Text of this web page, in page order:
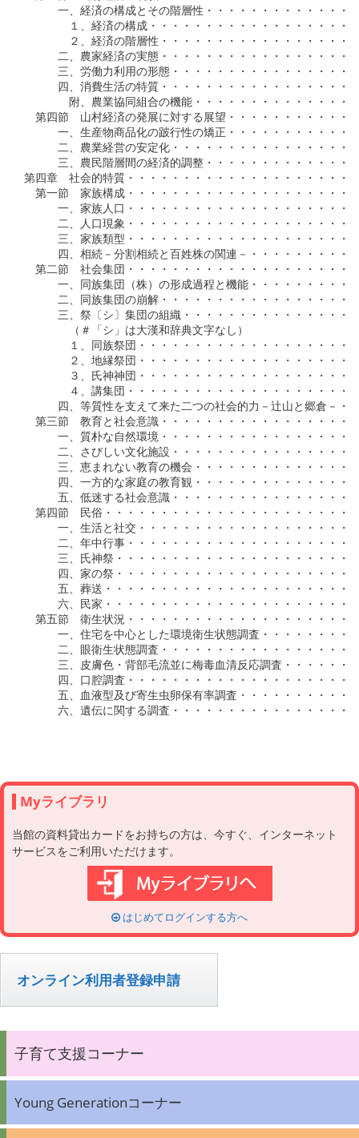
一、経済の構成とその階層性・・・・・・・・・・・・・
１、経済の構成・・・・・・・・・・・・・・・・・・・
２、経済の階層性・・・・・・・・・・・・・・・・・・
二、農家経済の実態・・・・・・・・・・・・・・・・・
三、労働力利用の形態・・・・・・・・・・・・・・・・
四、消費生活の特質・・・・・・・・・・・・・・・・・
附、農業協同組合の機能・・・・・・・・・・・・・・・
第四節　山村経済の発展に対する展望・・・・・・・・・・・
一、生産物商品化の跛行性の矯正・・・・・・・・・・・
二、農業経営の安定化・・・・・・・・・・・・・・・・
三、農民階層間の経済的調整・・・・・・・・・・・・・
第四章　社会的特質・・・・・・・・・・・・・・・・・・・・
第一節　家族構成・・・・・・・・・・・・・・・・・・・・
一、家族人口・・・・・・・・・・・・・・・・・・・・
二、人口現象・・・・・・・・・・・・・・・・・・・・
三、家族類型・・・・・・・・・・・・・・・・・・・・
四、相続－分割相続と百姓株の関連－・・・・・・・・・
第二節　社会集団・・・・・・・・・・・・・・・・・・・・
一、同族集団（株）の形成過程と機能・・・・・・・・・
二、同族集団の崩解・・・・・・・・・・・・・・・・・
三、祭〔シ〕集団の組織・・・・・・・・・・・・・・・
（＃「シ」は大漢和辞典文字なし）
１、同族祭団・・・・・・・・・・・・・・・・・・・・
２、地縁祭団・・・・・・・・・・・・・・・・・・・・
３、氏神神団・・・・・・・・・・・・・・・・・・・・
４、講集団・・・・・・・・・・・・・・・・・・・・・
四、等質性を支えて来た二つの社会的力－辻山と郷倉－・
第三節　教育と社会意識・・・・・・・・・・・・・・・・・
一、質朴な自然環境・・・・・・・・・・・・・・・・・
二、さびしい文化施設・・・・・・・・・・・・・・・・
三、恵まれない教育の機会・・・・・・・・・・・・・・
四、一方的な家庭の教育観・・・・・・・・・・・・・・
五、低迷する社会意識・・・・・・・・・・・・・・・・
第四節　民俗・・・・・・・・・・・・・・・・・・・・・・
一、生活と社交・・・・・・・・・・・・・・・・・・・
二、年中行事・・・・・・・・・・・・・・・・・・・・
三、氏神祭・・・・・・・・・・・・・・・・・・・・・
四、家の祭・・・・・・・・・・・・・・・・・・・・・
五、葬送・・・・・・・・・・・・・・・・・・・・・・
六、民家・・・・・・・・・・・・・・・・・・・・・・
第五節　衛生状況・・・・・・・・・・・・・・・・・・・・
一、住宅を中心とした環境衛生状態調査・・・・・・・・
二、眼衛生状態調査・・・・・・・・・・・・・・・・・
三、皮膚色・背部毛流並に梅毒血清反応調査・・・・・・
四、口腔調査・・・・・・・・・・・・・・・・・・・・
五、血液型及び寄生虫卵保有率調査・・・・・・・・・・
六、遺伝に関する調査・・・・・・・・・・・・・・・・
Myライブラリ
当館の資料貸出カードをお持ちの方は、今すぐ、インターネット
サービスをご利用いただけます。
はじめてログインする方へ
オンライン利用者登録申請
子育て支援コーナー
Young Generationコーナー